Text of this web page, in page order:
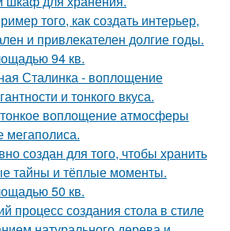
того, как создать интерьер,
и привлекателен долгие годы.
94 кв.
Сталинка - воплощение
и тонкого вкуса.
воплощение атмосферы
мегаполиса.
создан для того, чтобы хранить
тайны и тёплые моменты.
50 кв.
процесс создания стола в стиле